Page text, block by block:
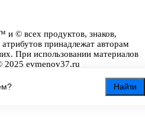
Найти
© всех продуктов, знаков,
принадлежат авторам
При использовании материалов
2025 evmenov37.ru